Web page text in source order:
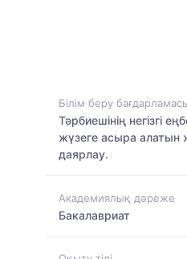
Білім беру
Тәрбиешінің негізгі
жүзеге асыра алатын
даярлау.
Академиялық дәреже
Бакалавриат